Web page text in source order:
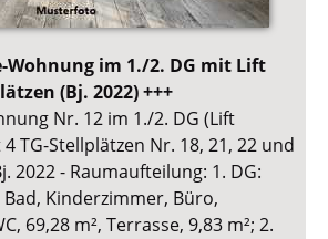
Wohnung im 1./2. DG mit Lift
(Bj. 2022) +++
Nr. 12 im 1./2. DG (Lift
TG-Stellplätzen Nr. 18, 21, 22 und
2022 - Raumaufteilung: 1. DG:
Kinderzimmer, Büro,
69,28 m², Terrasse, 9,83 m²; 2.